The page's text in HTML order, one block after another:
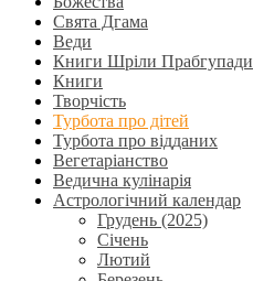
Свята Дгама
Веди
Книги Шріли Прабгупади
Книги
Творчість
Турбота про дітей
Турбота про відданих
Вегетаріанство
Ведична кулінарія
Астрологічний календар
Грудень (2025)
Січень
Лютий